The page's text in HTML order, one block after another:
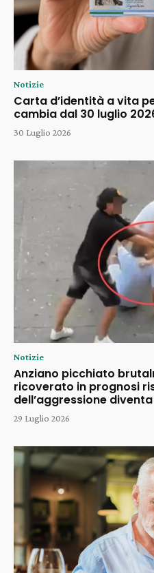
Notizie
Carta d’identità a vita
cambia dal 30 luglio
30 Luglio 2026
Notizie
Anziano picchiato
ricoverato in prognosi
dell’aggressione
29 Luglio 2026